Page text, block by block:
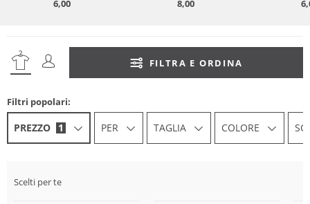
6,00 8,00
FILTRA E ORDINA
Filtri popolari:
PREZZO 1 PER TAGLIA COLORE
Scelti per te
GORE-TEX